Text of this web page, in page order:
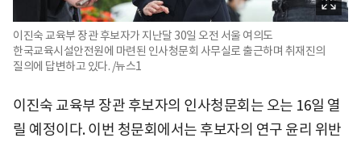
이진숙 교육부 장관 후보자가 지난달 30일 오전 서울 여의도
한국교육시설안전원에 마련된 인사청문회 사무실로 출근하며 취재진의
질의에 답변하고 있다. /뉴스1
이진숙 교육부 장관 후보자의 인사청문회는 오는 16일 열
릴 예정이다. 이번 청문회에서는 후보자의 연구 윤리 위반